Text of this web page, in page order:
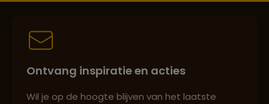
Best beoordeelde reisroutes
Ontvang inspiratie en acties
Wil je op de hoogte blijven van het laatste